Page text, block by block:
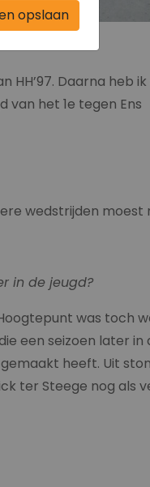
Daarna heb
van het 1e tegen Ens
wedstrijden moest
in de jeugd?
was toch
een seizoen later in
heeft. Uit
ter Steege nog als
opslaan